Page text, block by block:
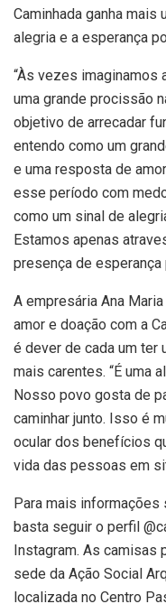
Caminhada ganha
alegria e a esperança
“Às vezes imaginamos
uma grande procissão
objetivo de arrecadar
entendo como um
e uma resposta de
esse período com
como um sinal de
Estamos apenas
presença de
A empresária Ana
amor e doação com a
é dever de cada um ter
mais carentes. “É uma
Nosso povo gosta de
caminhar junto. Isso é
ocular dos benefícios
vida das pessoas em
Para mais informações
basta seguir o perfil
Instagram. As camisas
sede da Ação Social
localizada no Centro